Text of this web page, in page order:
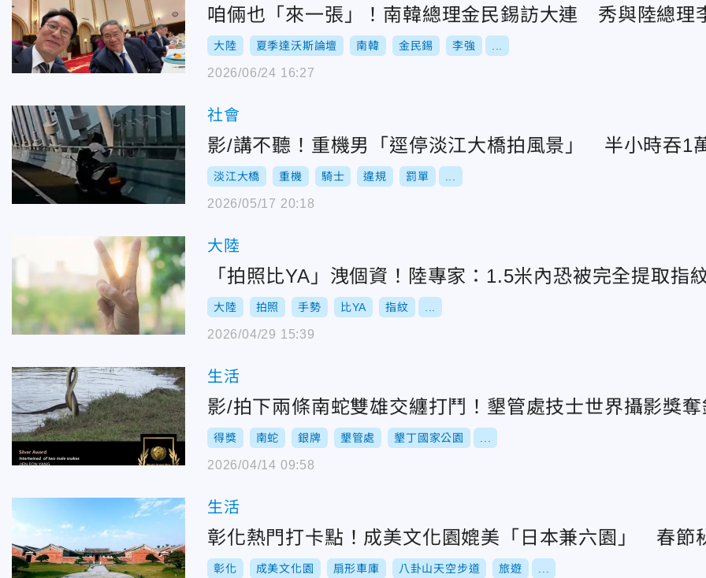
咱倆也「來一張」！南韓總理金民錫訪大連 秀與陸總理
大陸 夏季達沃斯論壇 南韓 金民錫 李強
2026/06/24 16:27
社會
影/講不聽！重機男「逕停淡江大橋拍風景」 半小時吞1
淡江大橋 重機 騎士 違規 罰單
2026/05/17 20:18
大陸
「拍照比YA」洩個資！陸專家：1.5米內恐被完全提取指
大陸 拍照 手勢 比YA 指紋
2026/04/29 15:39
生活
影/拍下兩條南蛇雙雄交纏打鬥！墾管處技士世界攝影獎奪
得獎 南蛇 銀牌 墾管處 墾丁國家公園
2026/04/14 09:58
生活
彰化熱門打卡點！成美文化園媲美「日本兼六園」 春節
彰化 成美文化園 扇形車庫 八卦山天空步道 旅遊